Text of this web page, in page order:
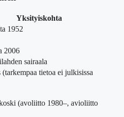
Yksityiskohta
1952
2006
sairaala
tietoa ei julkisissa
(avoliitto 1980–, avioliitto